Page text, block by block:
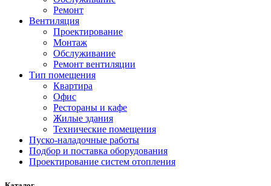
Ремонт
Вентиляция
Проектирование
Монтаж
Обслуживание
Ремонт вентиляции
Тип помещения
Квартира
Офис
Рестораны и кафе
Жилые здания
Технические помещения
Пуско-наладочные работы
Подбор и поставка оборудования
Проектирование систем отопления